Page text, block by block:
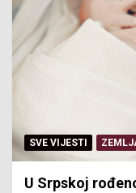
SVE VIJESTI
U Srpskoj